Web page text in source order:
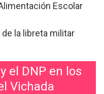
Escolar
la libreta militar
el DNP en los
Vichada